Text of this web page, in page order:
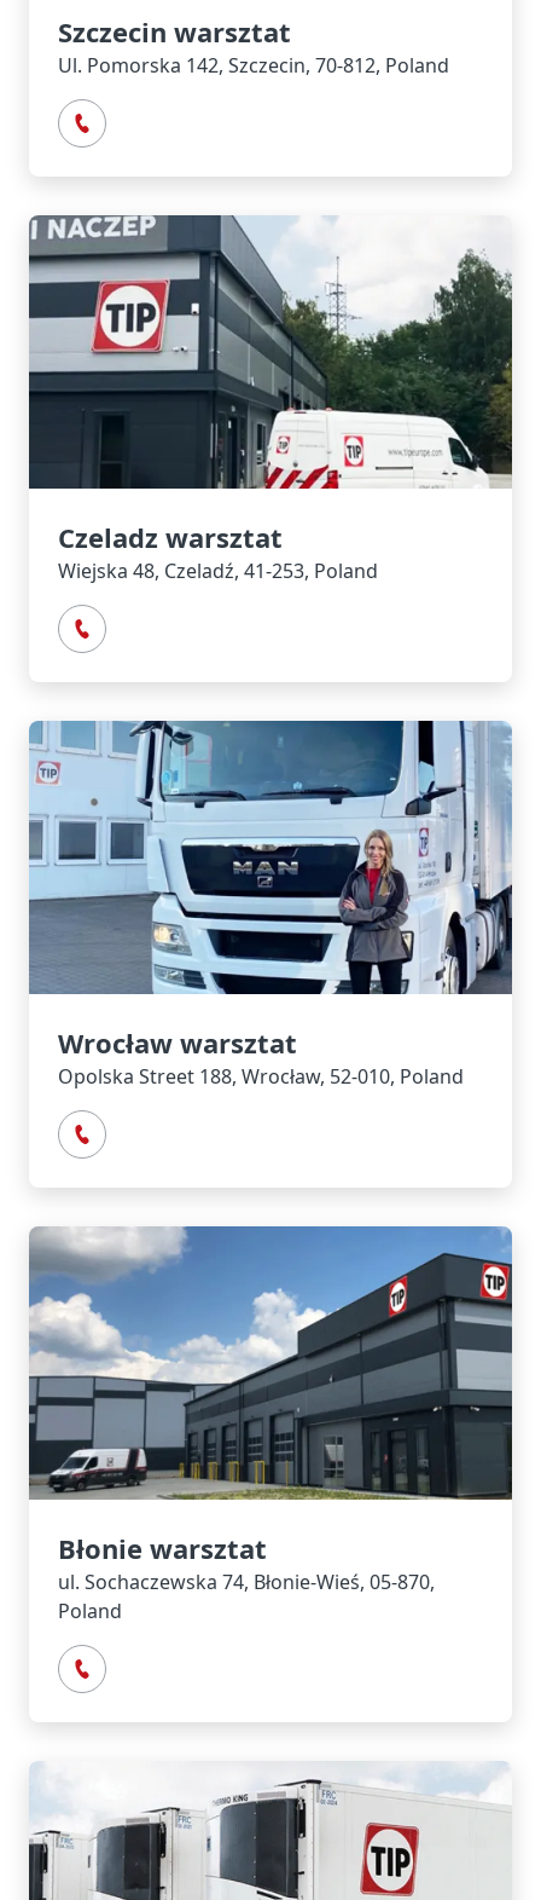
Szczecin warsztat
Ul. Pomorska 142, Szczecin, 70-812, Poland
Czeladz warsztat
Wiejska 48, Czeladź, 41-253, Poland
Wrocław warsztat
Opolska Street 188, Wrocław, 52-010, Poland
Błonie warsztat
ul. Sochaczewska 74, Błonie-Wieś, 05-870,
Poland